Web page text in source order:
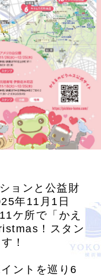
ョンと公益財
年11月1日
ケ所で「かえ
！スタン
！
ントを巡り6